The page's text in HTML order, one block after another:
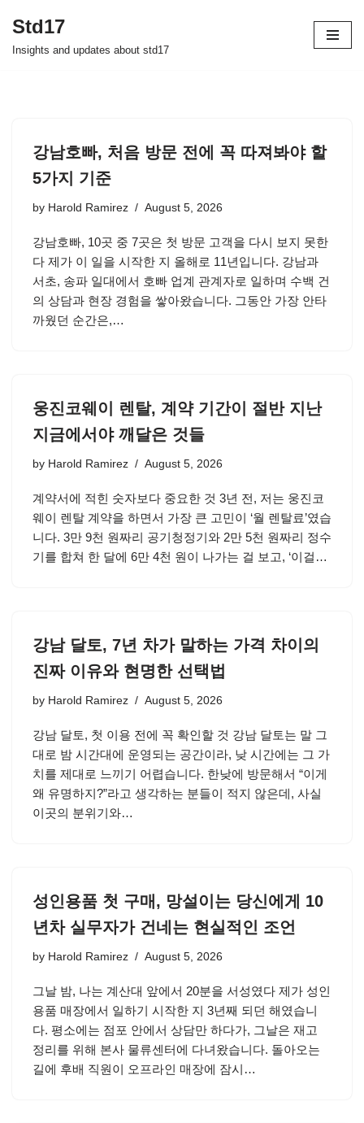
Skip
Std17
Insights and updates about std17
강남호빠, 처음 방문 전에 꼭 따져봐야 할
5가지 기준
by Harold Ramirez August 5, 2026
강남호빠, 10곳 중 7곳은 첫 방문 고객을 다시 보지 못한
다 제가 이 일을 시작한 지 올해로 11년입니다. 강남과
서초, 송파 일대에서 호빠 업계 관계자로 일하며 수백 건
의 상담과 현장 경험을 쌓아왔습니다. 그동안 가장 안타
까웠던 순간은,…
웅진코웨이 렌탈, 계약 기간이 절반 지난
지금에서야 깨달은 것들
by Harold Ramirez August 5, 2026
계약서에 적힌 숫자보다 중요한 것 3년 전, 저는 웅진코
웨이 렌탈 계약을 하면서 가장 큰 고민이 ‘월 렌탈료’였습
니다. 3만 9천 원짜리 공기청정기와 2만 5천 원짜리 정수
기를 합쳐 한 달에 6만 4천 원이 나가는 걸 보고, ‘이걸…
강남 달토, 7년 차가 말하는 가격 차이의
진짜 이유와 현명한 선택법
by Harold Ramirez August 5, 2026
강남 달토, 첫 이용 전에 꼭 확인할 것 강남 달토는 말 그
대로 밤 시간대에 운영되는 공간이라, 낮 시간에는 그 가
치를 제대로 느끼기 어렵습니다. 한낮에 방문해서 “이게
왜 유명하지?”라고 생각하는 분들이 적지 않은데, 사실
이곳의 분위기와…
성인용품 첫 구매, 망설이는 당신에게 10
년차 실무자가 건네는 현실적인 조언
by Harold Ramirez August 5, 2026
그날 밤, 나는 계산대 앞에서 20분을 서성였다 제가 성인
용품 매장에서 일하기 시작한 지 3년째 되던 해였습니
다. 평소에는 점포 안에서 상담만 하다가, 그날은 재고
정리를 위해 본사 물류센터에 다녀왔습니다. 돌아오는
길에 후배 직원이 오프라인 매장에 잠시…